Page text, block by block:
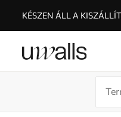
KÉSZEN ÁLL A